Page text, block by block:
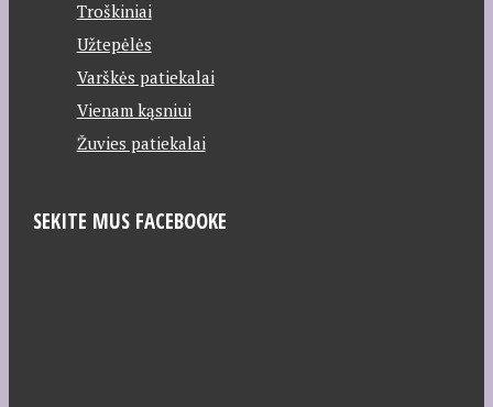
Troškiniai
Užtepėlės
Varškės patiekalai
Vienam kąsniui
Žuvies patiekalai
SEKITE MUS FACEBOOKE